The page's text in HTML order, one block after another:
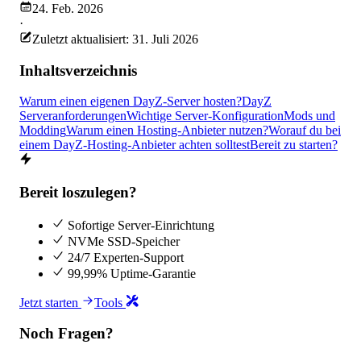
24. Feb. 2026
·
Zuletzt aktualisiert: 31. Juli 2026
Inhaltsverzeichnis
Warum einen eigenen DayZ-Server hosten?DayZ
ServeranforderungenWichtige Server-KonfigurationMods und
ModdingWarum einen Hosting-Anbieter nutzen?Worauf du bei
einem DayZ-Hosting-Anbieter achten solltestBereit zu starten?
Bereit loszulegen?
Sofortige Server-Einrichtung
NVMe SSD-Speicher
24/7 Experten-Support
99,99% Uptime-Garantie
Jetzt starten Tools
Noch Fragen?